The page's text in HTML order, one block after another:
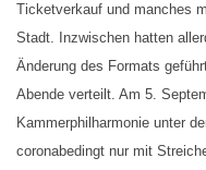
Ticketverkauf und manches
Stadt. Inzwischen hatten
Änderung des Formats
Abende verteilt. Am 5.
Kammerphilharmonie unter
coronabedingt nur mit